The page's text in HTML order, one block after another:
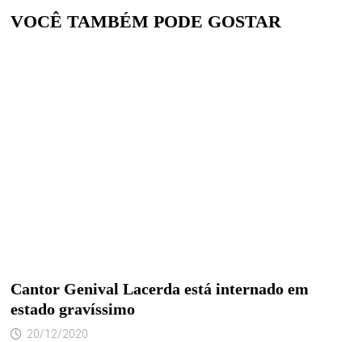
VOCÊ TAMBÉM PODE GOSTAR
Cantor Genival Lacerda está internado em
estado gravíssimo
20/12/2020